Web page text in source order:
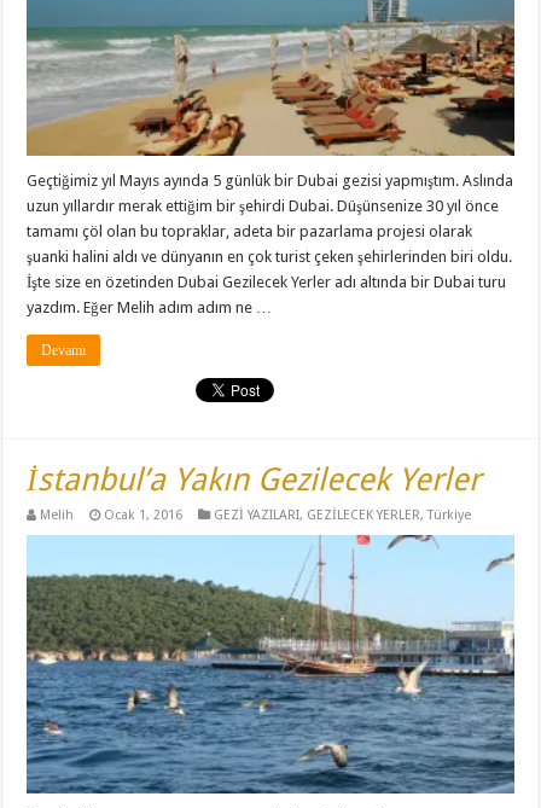
Geçtiğimiz yıl Mayıs ayında 5 günlük bir Dubai gezisi yapmıştım. Aslında
uzun yıllardır merak ettiğim bir şehirdi Dubai. Düşünsenize 30 yıl önce
tamamı çöl olan bu topraklar, adeta bir pazarlama projesi olarak
şuanki halini aldı ve dünyanın en çok turist çeken şehirlerinden biri oldu.
İşte size en özetinden Dubai Gezilecek Yerler adı altında bir Dubai turu
yazdım. Eğer Melih adım adım ne …
Devamı
İstanbul’a Yakın Gezilecek Yerler
Melih Ocak 1, 2016 GEZİ YAZILARI, GEZİLECEK YERLER,Türkiye